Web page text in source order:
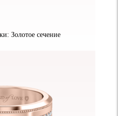
Золотое сечение